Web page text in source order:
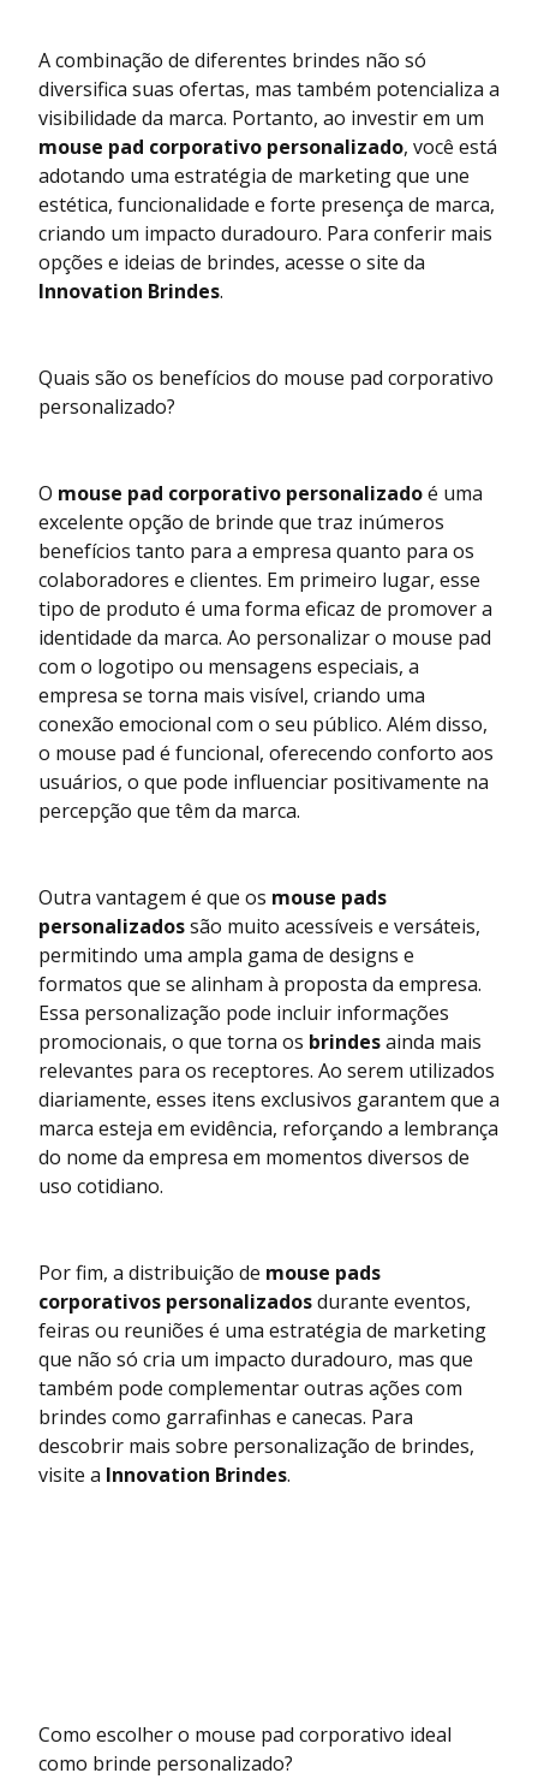
A combinação de diferentes brindes não só
diversifica suas ofertas, mas também potencializa a
visibilidade da marca. Portanto, ao investir em um
mouse pad corporativo personalizado, você está
adotando uma estratégia de marketing que une
estética, funcionalidade e forte presença de marca,
criando um impacto duradouro. Para conferir mais
opções e ideias de brindes, acesse o site da
Innovation Brindes.
Quais são os benefícios do mouse pad corporativo
personalizado?
O mouse pad corporativo personalizadoé uma
excelente opção de brinde que traz inúmeros
benefícios tanto para a empresa quanto para os
colaboradores e clientes. Em primeiro lugar, esse
tipo de produto é uma forma eficaz de promover a
identidade da marca. Ao personalizar o mouse pad
com o logotipo ou mensagens especiais, a
empresa se torna mais visível, criando uma
conexão emocional com o seu público. Além disso,
o mouse pad é funcional, oferecendo conforto aos
usuários, o que pode influenciar positivamente na
percepção que têm da marca.
Outra vantagem é que os mouse pads
personalizadossão muito acessíveis e versáteis,
permitindo uma ampla gama de designs e
formatos que se alinham à proposta da empresa.
Essa personalização pode incluir informações
promocionais, o que torna os brindesainda mais
relevantes para os receptores. Ao serem utilizados
diariamente, esses itens exclusivos garantem que a
marca esteja em evidência, reforçando a lembrança
do nome da empresa em momentos diversos de
uso cotidiano.
Por fim, a distribuição de mouse pads
corporativos personalizadosdurante eventos,
feiras ou reuniões é uma estratégia de marketing
que não só cria um impacto duradouro, mas que
também pode complementar outras ações com
brindes como garrafinhas e canecas. Para
descobrir mais sobre personalização de brindes,
visite a Innovation Brindes.
Como escolher o mouse pad corporativo ideal
como brinde personalizado?